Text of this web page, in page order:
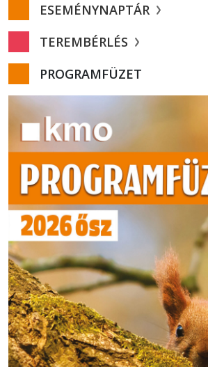
ESEMÉNYNAPTÁR
TEREMBÉRLÉS
PROGRAMFÜZET